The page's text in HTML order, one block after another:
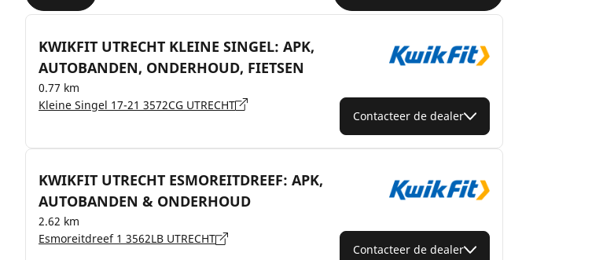
KWIKFIT UTRECHT KLEINE SINGEL: APK,
AUTOBANDEN, ONDERHOUD, FIETSEN
0.77 km
Kleine Singel 17-21 3572CG UTRECHT
Contacteer de dealer
KWIKFIT UTRECHT ESMOREITDREEF: APK,
AUTOBANDEN & ONDERHOUD
2.62 km
Esmoreitdreef 1 3562LB UTRECHT
Contacteer de dealer